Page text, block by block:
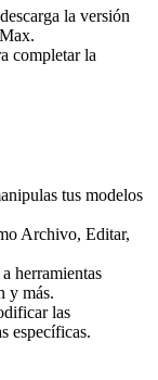
la versión
completar la
tus modelos
Archivo, Editar,
herramientas
y más.
las
específicas.